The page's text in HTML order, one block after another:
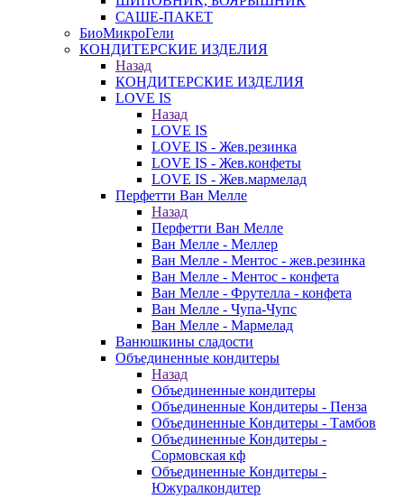
САШЕ-ПАКЕТ
БиоМикроГели
КОНДИТЕРСКИЕ ИЗДЕЛИЯ
Назад
КОНДИТЕРСКИЕ ИЗДЕЛИЯ
LOVE IS
Назад
LOVE IS
LOVE IS - Жев.резинка
LOVE IS - Жев.конфеты
LOVE IS - Жев.мармелад
Перфетти Ван Мелле
Назад
Перфетти Ван Мелле
Ван Мелле - Меллер
Ван Мелле - Ментос - жев.резинка
Ван Мелле - Ментос - конфета
Ван Мелле - Фрутелла - конфета
Ван Мелле - Чупа-Чупс
Ван Мелле - Мармелад
Ванюшкины сладости
Объединенные кондитеры
Назад
Объединенные кондитеры
Объединенные Кондитеры - Пенза
Объединенные Кондитеры - Тамбов
Объединенные Кондитеры -
Сормовская кф
Объединенные Кондитеры -
Южуралкондитер